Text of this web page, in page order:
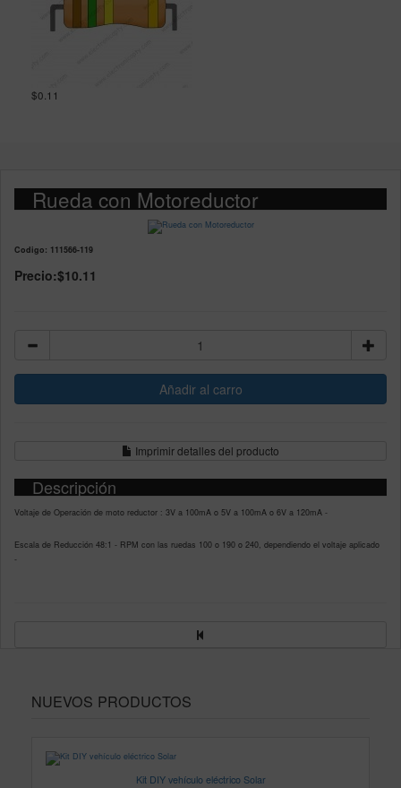
$0.11
Rueda con Motoreductor
Codigo: 111566-119
Precio:$10.11
Imprimir detalles del producto
Descripción
Voltaje de Operación de moto reductor : 3V a 100mA o 5V a 100mA o 6V a 120mA -
Escala de Reducción 48:1 - RPM con las ruedas 100 o 190 o 240, dependiendo el voltaje aplicado
-
NUEVOS PRODUCTOS
Kit DIY vehículo eléctrico Solar